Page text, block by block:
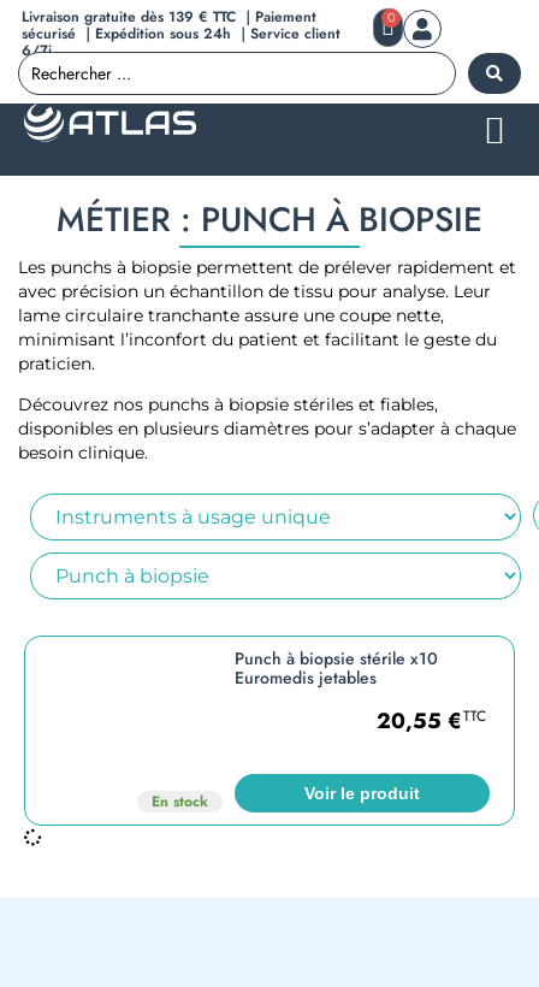
Livraison gratuite dès 139 € TTC ｜Paiement
sécurisé ｜Expédition sous 24h ｜Service client
6/7j
0
MÉTIER : PUNCH À BIOPSIE
Les punchs à biopsie permettent de prélever rapidement et
avec précision un échantillon de tissu pour analyse. Leur
lame circulaire tranchante assure une coupe nette,
minimisant l’inconfort du patient et facilitant le geste du
praticien.
Découvrez nos punchs à biopsie stériles et fiables,
disponibles en plusieurs diamètres pour s’adapter à chaque
besoin clinique.
En stock
Punch à biopsie stérile x10
Euromedis jetables
20,55 €TTC
Voir le produit